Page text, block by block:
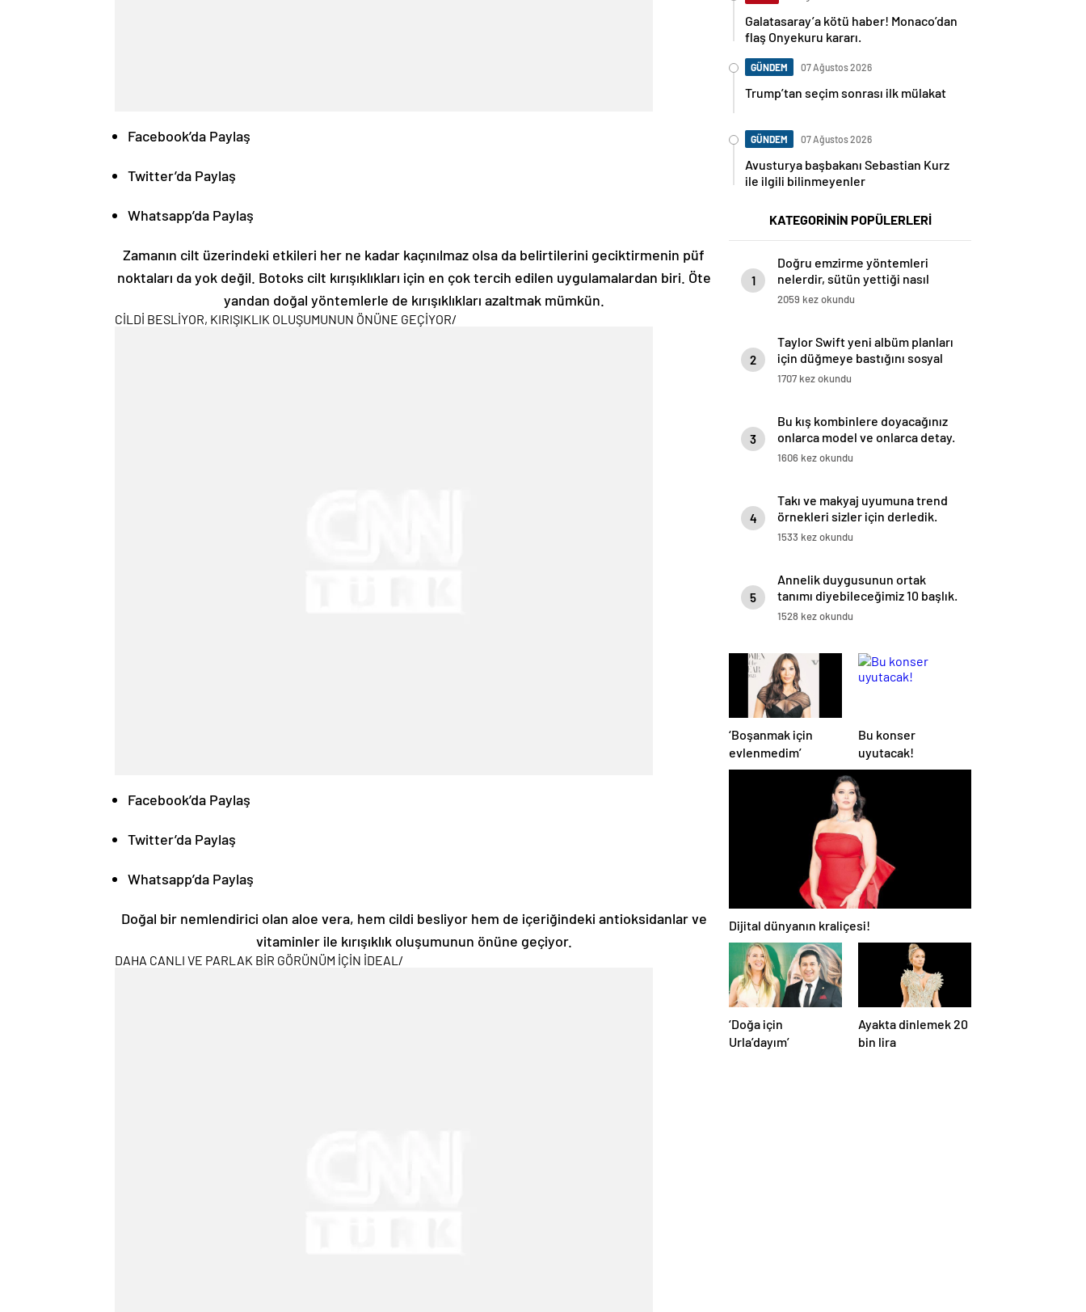
Facebook’da Paylaş
Twitter’da Paylaş
Whatsapp’da Paylaş
Zamanın cilt üzerindeki etkileri her ne kadar kaçınılmaz olsa da belirtilerini geciktirmenin püf
noktaları da yok değil. Botoks cilt kırışıklıkları için en çok tercih edilen uygulamalardan biri. Öte
yandan doğal yöntemlerle de kırışıklıkları azaltmak mümkün.
CİLDİ BESLİYOR, KIRIŞIKLIK OLUŞUMUNUN ÖNÜNE GEÇİYOR/
Facebook’da Paylaş
Twitter’da Paylaş
Whatsapp’da Paylaş
Doğal bir nemlendirici olan aloe vera, hem cildi besliyor hem de içeriğindeki antioksidanlar ve
vitaminler ile kırışıklık oluşumunun önüne geçiyor.
DAHA CANLI VE PARLAK BİR GÖRÜNÜM İÇİN İDEAL /
Galatasaray’a kötü haber! Monaco’dan
flaş Onyekuru kararı.
GÜNDEM 07 Ağustos 2026
Trump’tan seçim sonrası ilk mülakat
GÜNDEM 07 Ağustos 2026
Avusturya başbakanı Sebastian Kurz
ile ilgili bilinmeyenler
KATEGORİNİN POPÜLERLERİ
1
Doğru emzirme yöntemleri
nelerdir, sütün yettiği nasıl
anlaşılır?
2059 kez okundu
2
Taylor Swift yeni albüm planları
için düğmeye bastığını sosyal
medyadan duyurdu!
1707 kez okundu
3
Bu kış kombinlere doyacağınız
onlarca model ve onlarca detay.
1606 kez okundu
4
Takı ve makyaj uyumuna trend
örnekleri sizler için derledik.
1533 kez okundu
5
Annelik duygusunun ortak
tanımı diyebileceğimiz 10 başlık.
1528 kez okundu
‘Boşanmak için
evlenmedim’
Bu konser
uyutacak!
Dijital dünyanın kraliçesi!
‘Doğa için
Urla’dayım’
Ayakta dinlemek 20
bin lira